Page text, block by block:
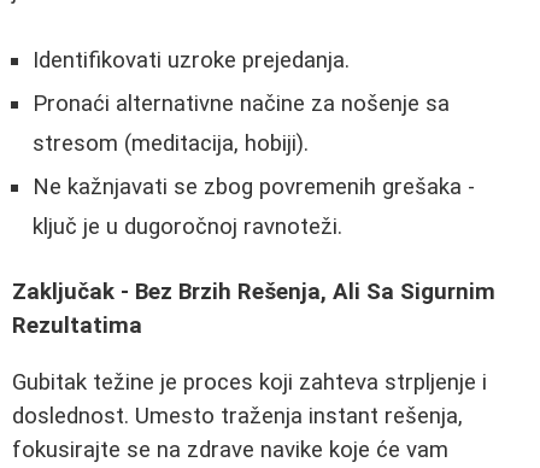
Identifikovati uzroke prejedanja.
Pronaći alternativne načine za nošenje sa
stresom (meditacija, hobiji).
Ne kažnjavati se zbog povremenih grešaka -
ključ je u dugoročnoj ravnoteži.
Zaključak - Bez Brzih Rešenja, Ali Sa Sigurnim
Rezultatima
Gubitak težine je proces koji zahteva strpljenje i
doslednost. Umesto traženja instant rešenja,
fokusirajte se na zdrave navike koje će vam